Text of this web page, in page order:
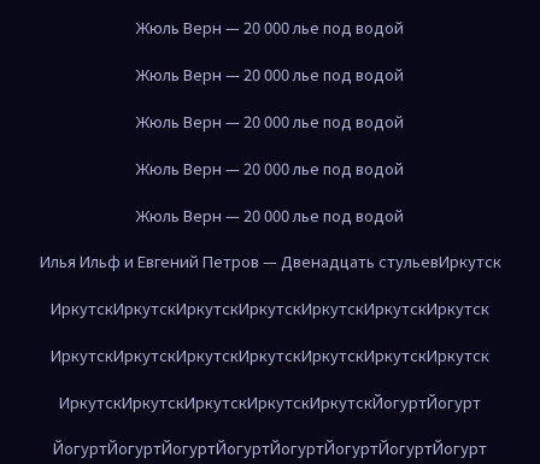
Жюль Верн — 20 000 лье под водой
Жюль Верн — 20 000 лье под водой
Жюль Верн — 20 000 лье под водой
Жюль Верн — 20 000 лье под водой
Жюль Верн — 20 000 лье под водой
Илья Ильф и Евгений Петров — Двенадцать стульевИркутск
ИркутскИркутскИркутскИркутскИркутскИркутскИркутск
ИркутскИркутскИркутскИркутскИркутскИркутскИркутск
ИркутскИркутскИркутскИркутскИркутскЙогуртЙогурт
ЙогуртЙогуртЙогуртЙогуртЙогуртЙогуртЙогуртЙогурт